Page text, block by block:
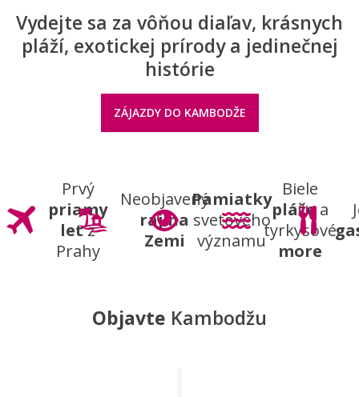
Vydejte sa za vôňou diaľav, krásnych
pláží, exotickej prírody a jedinečnej
histórie
ZÁJAZDY DO KAMBODŽE
Prvý
priamy
letz
Prahy
Neobjavený
raj na
Zemi
Pamiatky
svetového
významu
Biele
plážea
tyrkysové
more
Objavte Kambodžu